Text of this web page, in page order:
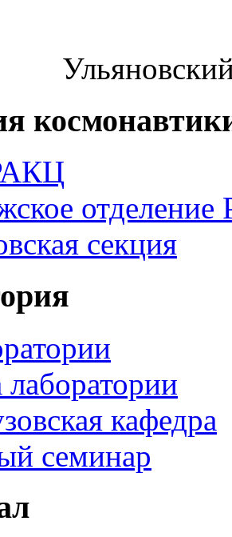
секция
лаборатории
кафедра
семинар